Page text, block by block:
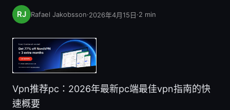
Rafael Jakobsson·2026年4月15日·2 min
Vpn推荐pc：2026年最新pc端最佳vpn指南的快
速概要